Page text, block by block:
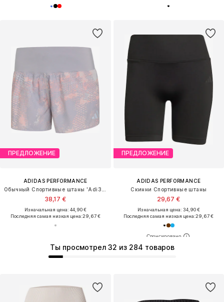
ПРЕДЛОЖЕНИЕ
ADIDAS PERFORMANCE
38,17 €
Изначальная цена: 44,90 €
Последняя самая низкая цена:29,67 €
ПРЕДЛОЖЕНИЕ
ADIDAS PERFORMANCE
Скинни Спортивные штаны
29,67 €
Изначальная цена: 34,90 €
Последняя самая низкая цена:29,67 €
Ты просмотрел 32 из 284 товаров